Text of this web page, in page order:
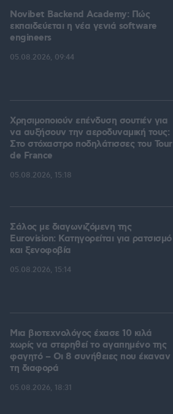
Novibet Backend Academy: Πώς
εκπαιδεύεται η νέα γενιά software
engineers
05.08.2026, 09:44
Χρησιμοποιούν επένδυση σουτιέν για
να αυξήσουν την αεροδυναμική τους:
Στο στόχαστρο ποδηλάτισσες του Tour
de France
05.08.2026, 15:18
Σάλος με διαγωνιζόμενη της
Eurovision: Κατηγορείται για ρατσισμό
και ξενοφοβία
05.08.2026, 15:14
Μια βιοτεχνολόγος έχασε 10 κιλά
χωρίς να στερηθεί το αγαπημένο της
φαγητό – Οι 8 συνήθειες που έκαναν
τη διαφορά
05.08.2026, 18:31